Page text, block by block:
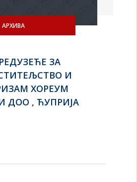
АРХИВА
ЗА
И
ХОРЕУМ
ДОО , ЋУПРИЈА